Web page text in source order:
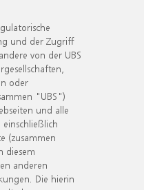
und der Zugriff
von der UBS
oder
"UBS")
und alle
(zusammen
diesem
anderen
Die hierin